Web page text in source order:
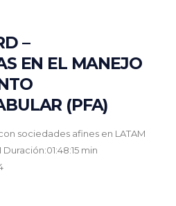
–
EN EL MANEJO
(PFA)
sociedades afines en LATAM
min